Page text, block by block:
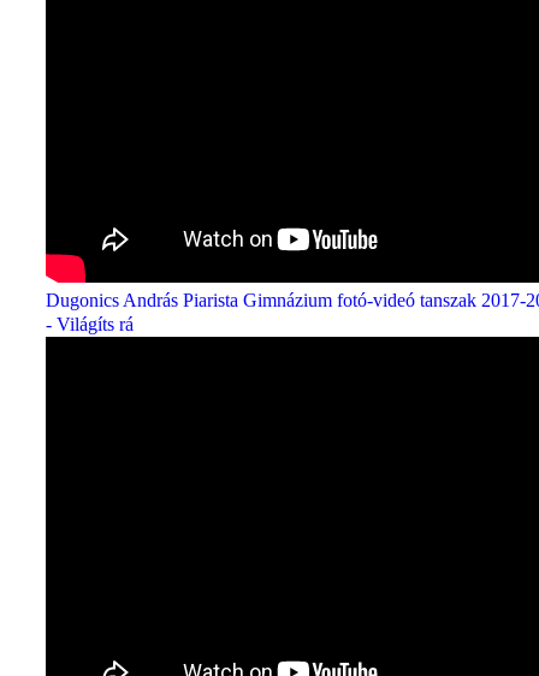
Dugonics András Piarista Gimnázium fotó-videó tanszak 2017-
- Világíts rá